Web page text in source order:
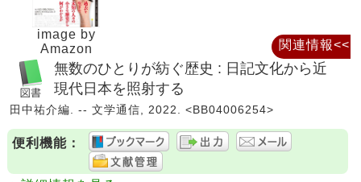
image by
Amazon
無数のひとりが紡ぐ歴史 : 日記文化から近
現代日本を照射する
田中祐介編. -- 文学通信, 2022. <BB04006254>
便利機能：
関連情報<<